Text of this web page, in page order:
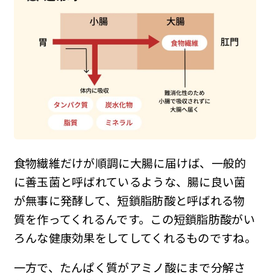
食物繊維だけが順調に大腸に届けば、一般的
に善玉菌と呼ばれているような、腸に良い菌
が無事に発酵して、短鎖脂肪酸と呼ばれる物
質を作ってくれるんです。この短鎖脂肪酸がい
ろんな健康効果をしてしてくれるものですね。
一方で、たんぱく質がアミノ酸にまで分解さ